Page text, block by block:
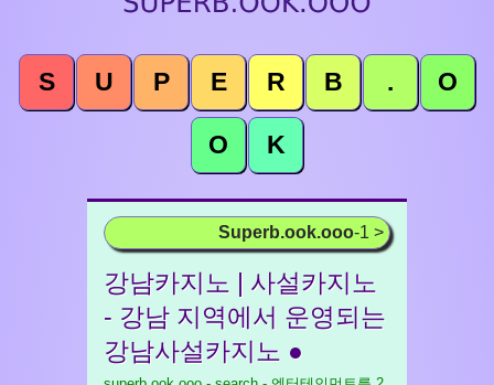
S U P E R B . O
O K
Superb.ook.ooo-1 >
강남카지노 | 사설카지노
- 강남 지역에서 운영되는
강남사설카지노 ●